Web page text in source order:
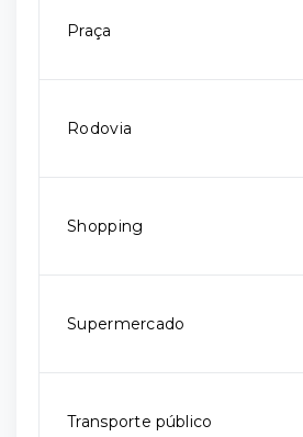
Praça
Rodovia
Shopping
Supermercado
Transporte público